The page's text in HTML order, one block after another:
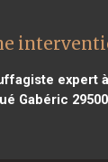
expert à
Gabéric 29500